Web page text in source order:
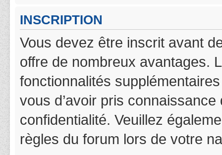
INSCRIPTION
Vous devez être inscrit avant
offre de nombreux avantages.
fonctionnalités
vous d’avoir pris
confidentialité. Veuillez
règles du forum lors de votre